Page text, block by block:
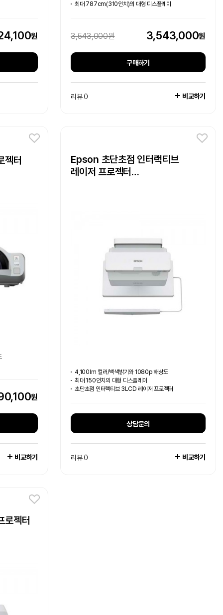
원
최대 787cm(310인치)의 대형 디스플레이
3,543,000원 3,543,000원
구매하기
리뷰 0 비교하기
젝터
원
비교하기
Epson 초단초점 인터랙티브
레이저 프로젝터
4,100lm 컬러/백색밝기와 1080p 해상도
최대 150인치의 대형 디스플레이
초단초점 인터랙티브 3LCD 레이저 프로젝터
상담문의
리뷰 0 비교하기
로젝터